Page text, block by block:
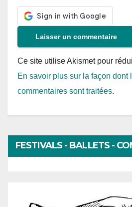
Ce site utilise Akismet pour
En savoir plus sur la façon dont
commentaires sont traitées.
FESTIVALS - BALLETS -